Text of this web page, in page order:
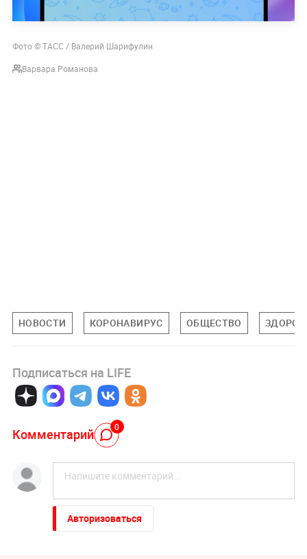
Фото © ТАСС / Валерий Шарифулин
Варвара Романова
НОВОСТИ КОРОНАВИРУС ОБЩЕСТВО
Подписаться на LIFE
Комментарий 0
Авторизоваться